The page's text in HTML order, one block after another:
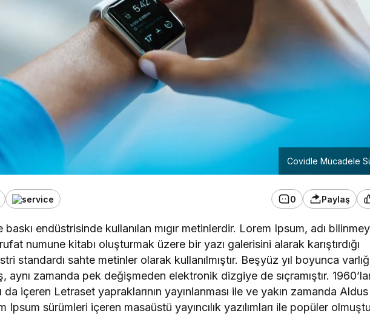
Covidle Mücadele
0 Paylaş
endüstrisinde kullanılan mıgır metinlerdir. Lorem Ipsum, adı
numune kitabı oluşturmak üzere bir yazı galerisini alarak karıştırdığı
standardı sahte metinler olarak kullanılmıştır. Beşyüz yıl boyunca
aynı zamanda pek değişmeden elektronik dizgiye de sıçramıştır.
da içeren Letraset yapraklarının yayınlanması ile ve yakın zamanda Aldus
sürümleri içeren masaüstü yayıncılık yazılımları ile popüler